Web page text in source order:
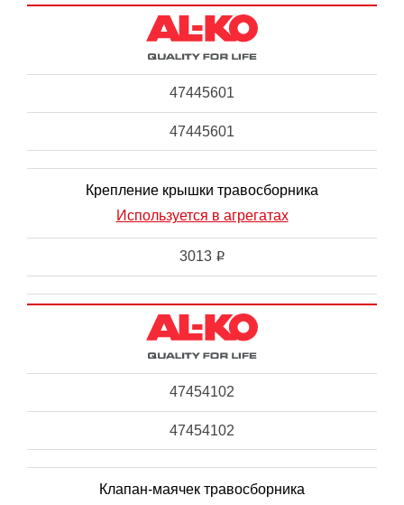
47445601
47445601
Крепление крышки травосборника
Используется в агрегатах
3013 i
47454102
47454102
Клапан-маячек травосборника